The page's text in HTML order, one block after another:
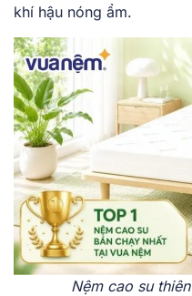
khí hậu nóng ẩm.
Nệm cao su